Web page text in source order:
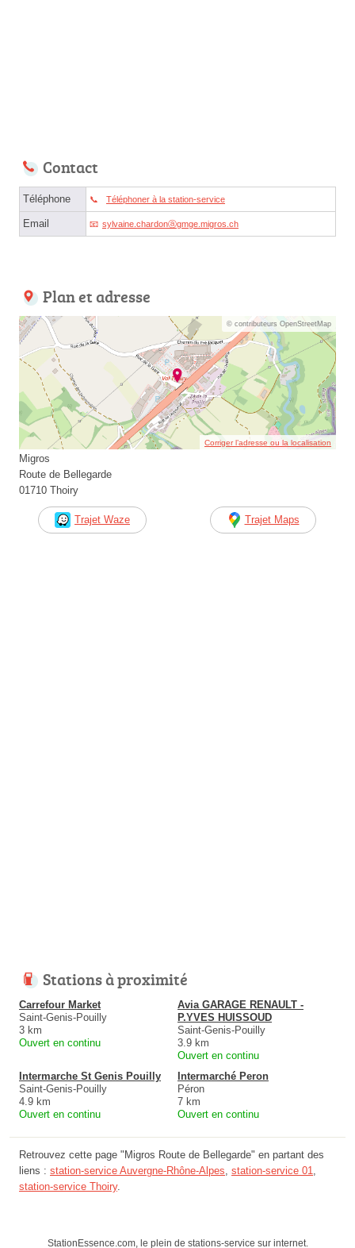
Contact
Téléphone Téléphoner à la station-service
Email sylvaine.chardonⓐgmge.migros.ch
Plan et adresse
© contributeurs OpenStreetMap
Corriger l’adresse ou la localisation
Migros
Route de Bellegarde
01710 Thoiry
Trajet Waze Trajet Maps
Stations à proximité
Carrefour Market
Saint-Genis-Pouilly
3 km
Ouvert en continu
Avia GARAGE RENAULT -
P.YVES HUISSOUD
Saint-Genis-Pouilly
3.9 km
Ouvert en continu
Intermarche St Genis Pouilly
Saint-Genis-Pouilly
4.9 km
Ouvert en continu
Intermarché Peron
Péron
7 km
Ouvert en continu
Retrouvez cette page "Migros Route de Bellegarde" en partant des
liens : station-service Auvergne-Rhône-Alpes, station-service 01,
station-service Thoiry.
StationEssence.com, le plein de stations-service sur internet.